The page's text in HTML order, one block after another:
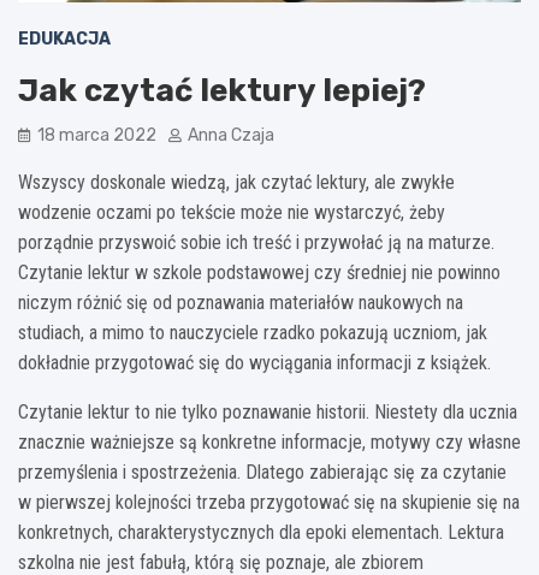
EDUKACJA
Jak czytać lektury lepiej?
18 marca 2022 Anna Czaja
Wszyscy doskonale wiedzą, jak czytać lektury, ale zwykłe
wodzenie oczami po tekście może nie wystarczyć, żeby
porządnie przyswoić sobie ich treść i przywołać ją na maturze.
Czytanie lektur w szkole podstawowej czy średniej nie powinno
niczym różnić się od poznawania materiałów naukowych na
studiach, a mimo to nauczyciele rzadko pokazują uczniom, jak
dokładnie przygotować się do wyciągania informacji z książek.
Czytanie lektur to nie tylko poznawanie historii. Niestety dla ucznia
znacznie ważniejsze są konkretne informacje, motywy czy własne
przemyślenia i spostrzeżenia. Dlatego zabierając się za czytanie
w pierwszej kolejności trzeba przygotować się na skupienie się na
konkretnych, charakterystycznych dla epoki elementach. Lektura
szkolna nie jest fabułą, którą się poznaje, ale zbiorem